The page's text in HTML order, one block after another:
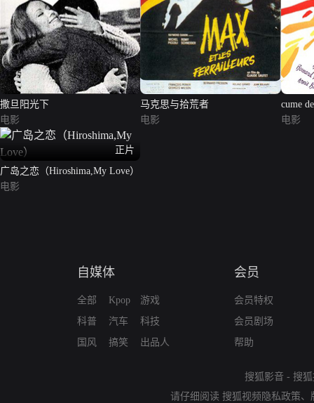
撒旦阳光下
电影
马克思与拾荒者
电影
cume
电影
正片
广岛之恋（Hiroshima,My Love）
电影
自媒体
全部
科普
国风
Kpop
汽车
搞笑
游戏
科技
出品人
会员
会员特权
会员剧场
帮助
搜狐影音 - 搜
请仔细阅读 搜狐视频隐私政策、